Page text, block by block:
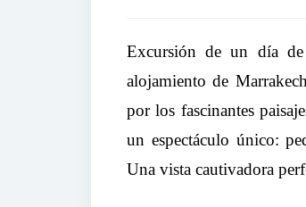
Excursión de un día de
alojamiento de
por los fascinantes
un espectáculo único:
Una vista cautivadora